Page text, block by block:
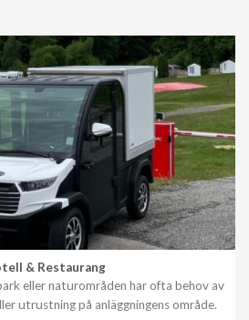
& Restaurang
eller naturområden har ofta behov av
utrustning på anläggningens område.